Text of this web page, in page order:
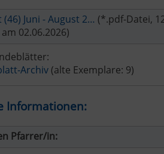
(46) Juni - August 2… (*.pdf-Datei,
02.06.2026)
Archiv (alte Exemplare: 9)
Informationen:
Pfarrer/in: